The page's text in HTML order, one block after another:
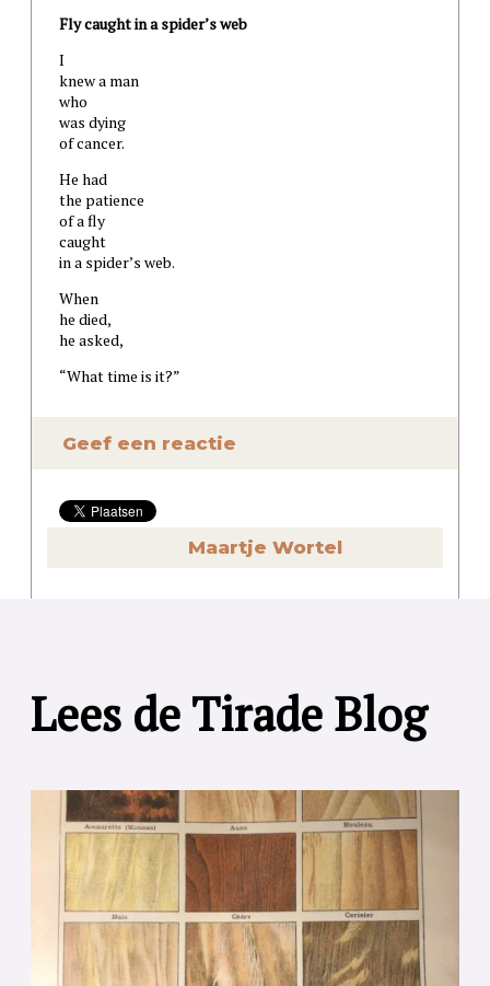
Fly caught in a spider’s web
I
knew a man
who
was dying
of cancer.
He had
the patience
of a fly
caught
in a spider’s web.
When
he died,
he asked,
“What time is it?”
Geef een reactie
Maartje Wortel
Lees de Tirade Blog